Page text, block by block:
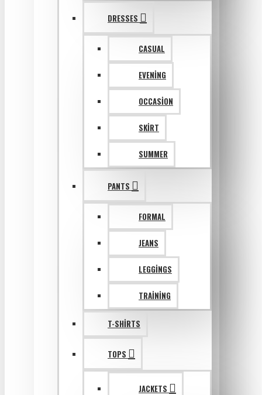
DRESSES
CASUAL
EVENING
OCCASION
SKIRT
SUMMER
PANTS
FORMAL
JEANS
LEGGINGS
TRAINING
T-SHIRTS
TOPS
JACKETS